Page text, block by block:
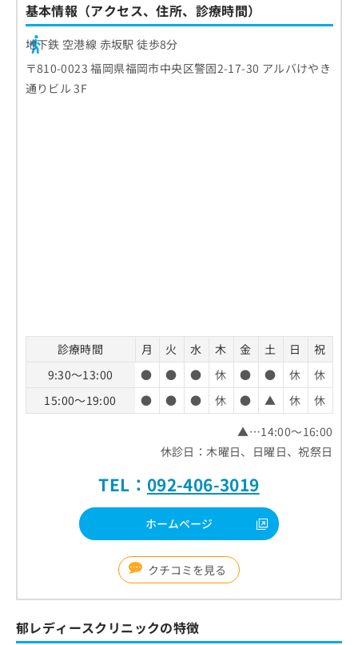
基本情報（アクセス、住所、診療時間）
地下鉄 空港線 赤坂駅 徒歩8分
〒810-0023 福岡県福岡市中央区警固2-17-30 アルバけやき
通りビル 3F
診療時間 月 火 水 木 金 土 日
祝
9:30～13:00
● ● ● 休 ● ● 休
休
15:00～19:00
● ● ● 休 ● ▲ 休
休
▲…14:00～16:00
休診日：木曜日、日曜日、祝祭日
TEL： 092-406-3019
ホームページ
クチコミを見る
郁レディースクリニックの特徴